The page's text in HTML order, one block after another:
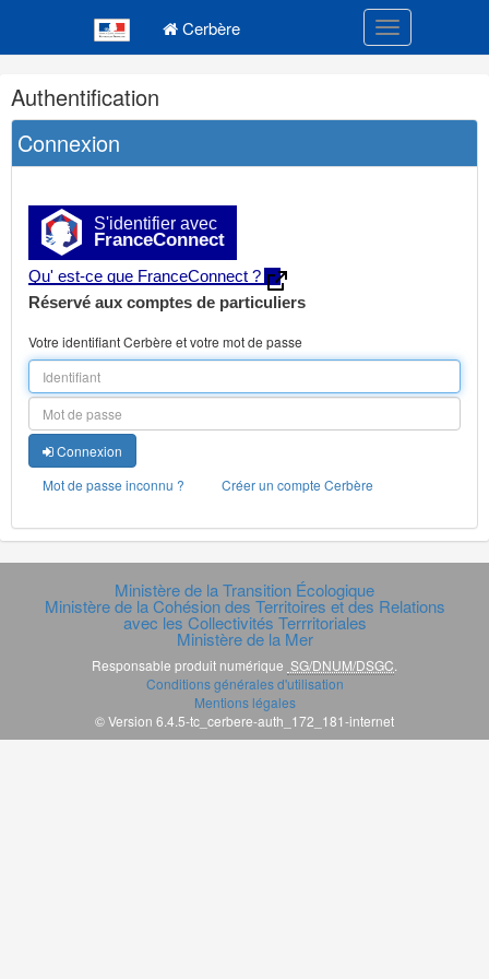
Cerbère Toggle
Navigation
et
outils
annexes
Authentification
Connexion
S'identifier avec
FranceConnect
Qu' est-ce que FranceConnect ?
Réservé aux comptes de particuliers
Votre identifiant Cerbère et votre mot de passe
Connexion
Mot de passe inconnu ?
Créer un compte Cerbère
Ministère de la Transition Écologique
Ministère de la Cohésion des Territoires et des Relations
avec les Collectivités Terrritoriales
Ministère de la Mer
Responsable produit numérique SG/DNUM/DSGC.
Conditions générales d'utilisation
Mentions légales
© Version 6.4.5-tc_cerbere-auth_172_181-internet